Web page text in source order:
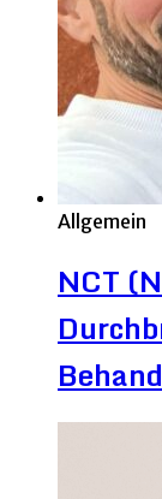
Allgemein
NCT